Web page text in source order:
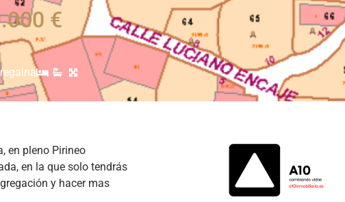
€
en pleno Pirineo
en la que solo tendrás
y hacer mas